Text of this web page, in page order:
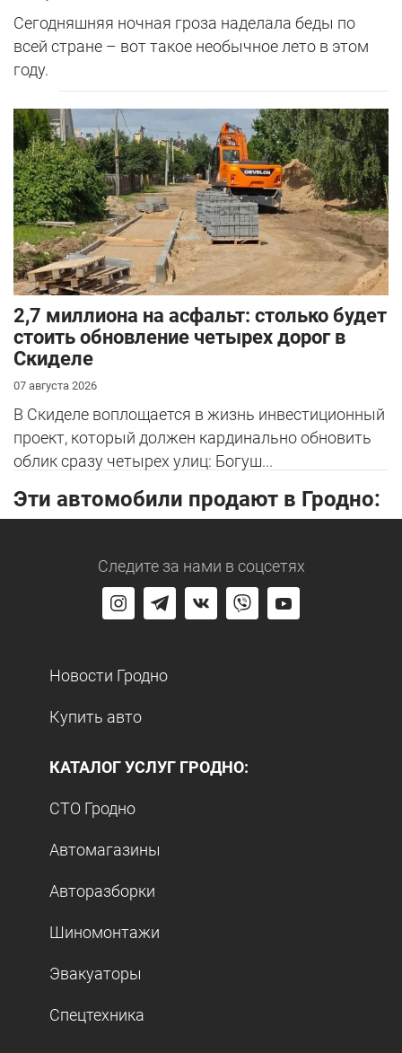
Сегодняшняя ночная гроза наделала беды по
всей стране – вот такое необычное лето в этом
году.
2,7 миллиона на асфальт: столько будет
стоить обновление четырех дорог в
Скиделе
07 августа 2026
В Скиделе воплощается в жизнь инвестиционный
проект, который должен кардинально обновить
облик сразу четырех улиц: Богуш...
Эти автомобили продают в Гродно:
Следите за нами в соцсетях
Новости Гродно
Купить авто
КАТАЛОГ УСЛУГ ГРОДНО:
СТО Гродно
Автомагазины
Авторазборки
Шиномонтажи
Эвакуаторы
Спецтехника